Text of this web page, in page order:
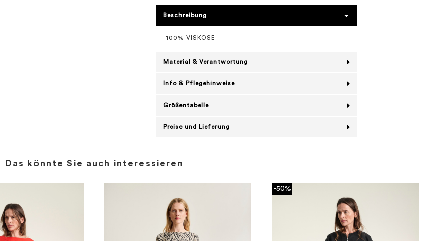
Beschreibung
100% VISKOSE
Material & Verantwortung
Info & Pflegehinweise
Größentabelle
Preise und Lieferung
Das könnte Sie auch interessieren
-50%